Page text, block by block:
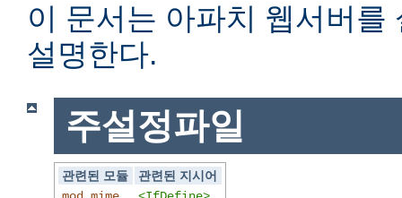
이 문서는 아파치 웹서버를
설명한다.
주설정파일
관련된 모듈
관련된 지시어